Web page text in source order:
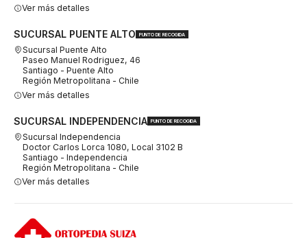
Ver más detalles
SUCURSAL PUENTE ALTO PUNTO DE RECOGIDA
Sucursal Puente Alto
Paseo Manuel Rodriguez, 46
Santiago - Puente Alto
Región Metropolitana - Chile
Ver más detalles
SUCURSAL INDEPENDENCIA PUNTO DE RECOGIDA
Sucursal Independencia
Doctor Carlos Lorca 1080, Local 3102 B
Santiago - Independencia
Región Metropolitana - Chile
Ver más detalles